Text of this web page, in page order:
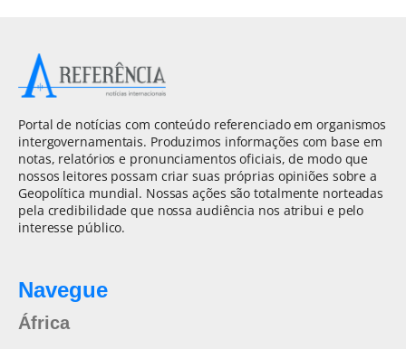
Portal de notícias com conteúdo referenciado em organismos
intergovernamentais. Produzimos informações com base em
notas, relatórios e pronunciamentos oficiais, de modo que
nossos leitores possam criar suas próprias opiniões sobre a
Geopolítica mundial. Nossas ações são totalmente norteadas
pela credibilidade que nossa audiência nos atribui e pelo
interesse público.
Navegue
África